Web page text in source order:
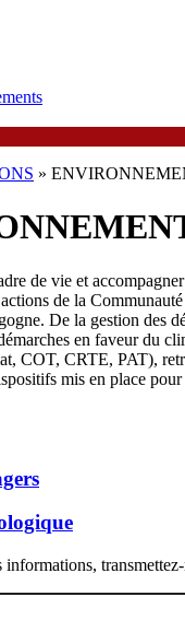
des cookies
»
de vie et
de la
De la gestion des
en faveur du
COT, CRTE, PAT),
mis en place
informations,